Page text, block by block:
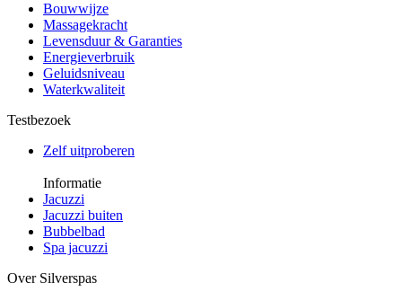
Bouwwijze
Massagekracht
Levensduur & Garanties
Energieverbruik
Geluidsniveau
Waterkwaliteit
Testbezoek
Zelf uitproberen
Informatie
Jacuzzi
Jacuzzi buiten
Bubbelbad
Spa jacuzzi
Over Silverspas